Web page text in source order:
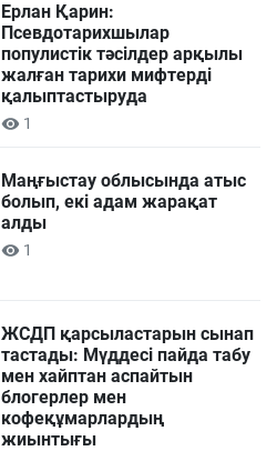
Ерлан Қарин:
Псевдотарихшылар
популистік тәсілдер арқылы
жалған тарихи мифтерді
қалыптастыруда
1
Маңғыстау облысында атыс
болып, екі адам жарақат
алды
1
ЖСДП қарсыластарын сынап
тастады: Мүддесі пайда табу
мен хайптан аспайтын
блогерлер мен
кофеқұмарлардың
жиынтығы